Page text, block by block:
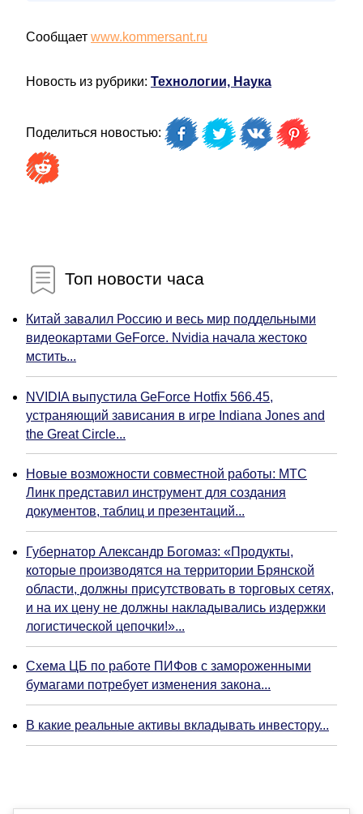
Сообщает www.kommersant.ru
Новость из рубрики: Технологии, Наука
Поделиться новостью:
Топ новости часа
Китай завалил Россию и весь мир поддельными
видеокартами GeForce. Nvidia начала жестоко
мстить...
NVIDIA выпустила GeForce Hotfix 566.45,
устраняющий зависания в игре Indiana Jones and
the Great Circle...
Новые возможности совместной работы: МТС
Линк представил инструмент для создания
документов, таблиц и презентаций...
Губернатор Александр Богомаз: «Продукты,
которые производятся на территории Брянской
области, должны присутствовать в торговых сетях,
и на их цену не должны накладывались издержки
логистической цепочки!»...
Схема ЦБ по работе ПИФов с замороженными
бумагами потребует изменения закона...
В какие реальные активы вкладывать инвестору...